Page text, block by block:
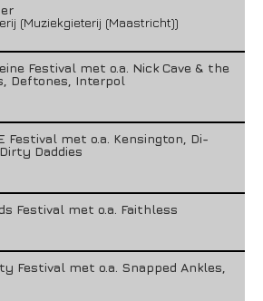
(Muziekgieterij (Maastricht))
Festival met o.a. Nick Cave & the
Deftones, Interpol
Festival met o.a. Kensington, Di-
Daddies
Festival met o.a. Faithless
Festival met o.a. Snapped Ankles,